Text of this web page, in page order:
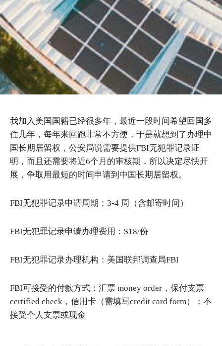
我加入美国国籍已经很多年，最近一段时间希望回国多
住几年，每年来回跑非常不方便，于是就想到了办理中
国长期居留权，公安局说需要提供FBI无犯罪记录证
明，而且还需要将近6个月的审核期，所以决定尽快开
展，争取用最短的时间申请到中国长期居留权。
FBI无犯罪记录申请周期：3-4 周（含邮寄时间）
FBI无犯罪记录申请办理费用：$18/份
FBI无犯罪记录办理机构：美国联邦调查局FBI
FBI可接受的付款方式：汇票 money order，保付支票
certified check，信用卡（需填写credit card form）；不
接受个人支票或现金